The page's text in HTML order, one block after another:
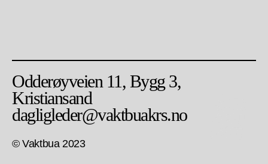
Odderøyveien 11, Bygg 3,
Kristiansand
dagligleder@vaktbuakrs.no
© Vaktbua 2023